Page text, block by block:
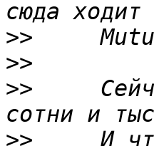
>>
>>
>>
>>
И